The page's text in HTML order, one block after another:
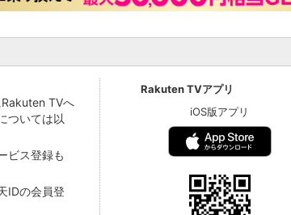
TVへ
ついては以
ビス登録も
IDの会員登
Rakuten TVアプリ
iOS版アプリ